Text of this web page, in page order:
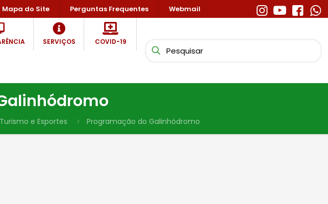
Mapa do Site Perguntas Frequentes Webmail
SERVIÇOS COVID-19
e Esportes Programação do Galinhódromo